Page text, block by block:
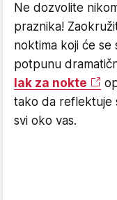
Ne dozvolite
praznika!
noktima koji će se
potpunu
lak za nokte
tako da reflektuje
svi oko vas.